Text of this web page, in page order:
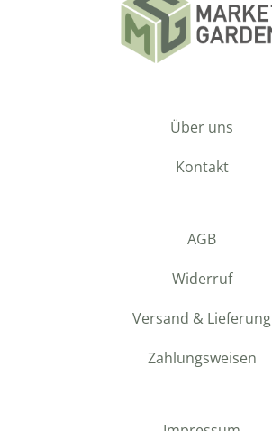
Über uns
Kontakt
AGB
Widerruf
Versand & Lieferung
Zahlungsweisen